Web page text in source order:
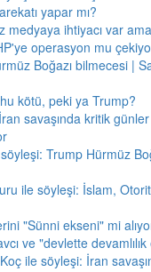
yapar mı?
medyaya ihtiyacı var
operasyon mu
Boğazı bilmecesi |
kötü, peki ya Trump?
savaşında kritik günler
Trump Hürmüz
ile söyleşi: İslam,
"Sünni ekseni" mi
ve "devlette devamlılık
ile söyleşi: İran